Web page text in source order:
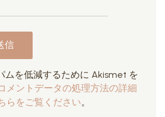
ムを低減するために Akismet を
メントデータの処理方法の詳細
らをご覧ください。